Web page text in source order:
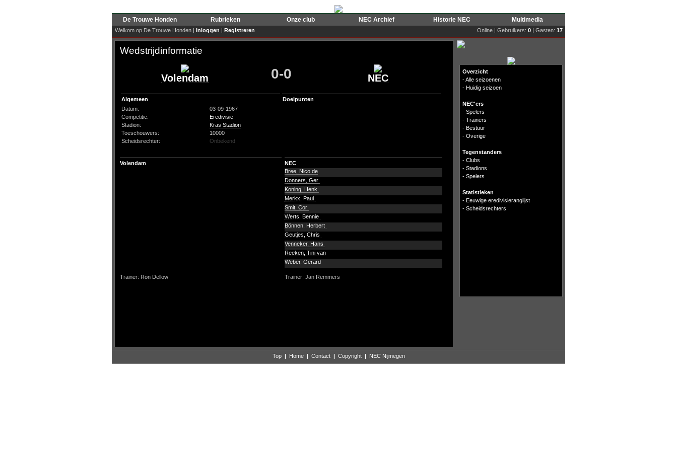
De Trouwe Honden Rubrieken Onze club NEC Archief Historie NEC Multimedia
Welkom op De Trouwe Honden | Inloggen | Registreren Online | Gebruikers: 0 | Gasten: 17
Wedstrijdinformatie
Volendam 0-0 NEC
Algemeen
Datum:
03-09-1967
Competitie:
Eredivisie
Stadion:
Kras Stadion
Toeschouwers:
10000
Scheidsrechter:
Onbekend
Doelpunten
Volendam
NEC
Bree, Nico de
Donners, Ger
Koning, Henk
Merkx, Paul
Smit, Cor
Werts, Bennie
Bönnen, Herbert
Geutjes, Chris
Venneker, Hans
Reeken, Tini van
Weber, Gerard
Trainer: Ron Dellow Trainer: Jan Remmers
Overzicht
-Alle seizoenen
- Huidig seizoen
NEC'ers
- Spelers
- Trainers
- Bestuur
- Overige
Tegenstanders
- Clubs
- Stadions
- Spelers
Statistieken
- Eeuwige eredivisieranglijst
- Scheidsrechters
Top | Home | Contact | Copyright | NEC Nijmegen